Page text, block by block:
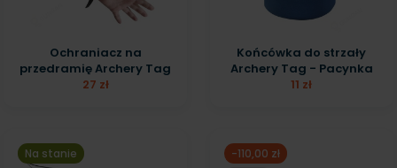
Ochraniacz na
przedramię Archery Tag
27 zł
Końcówka do strzały
Archery Tag - Pacynka
11 zł
Na stanie
-110,00 zł